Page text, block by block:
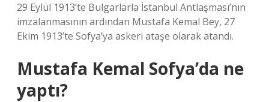
29 Eylül 1913’te Bulgarlarla İstanbul Antlaşması’nın
imzalanmasının ardından Mustafa Kemal Bey, 27
Ekim 1913’te Sofya’ya askeri ataşe olarak atandı.
Mustafa Kemal Sofya’da ne
yaptı?